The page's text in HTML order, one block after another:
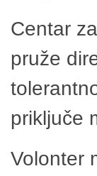
Centar
pruže
priključe
Volonter